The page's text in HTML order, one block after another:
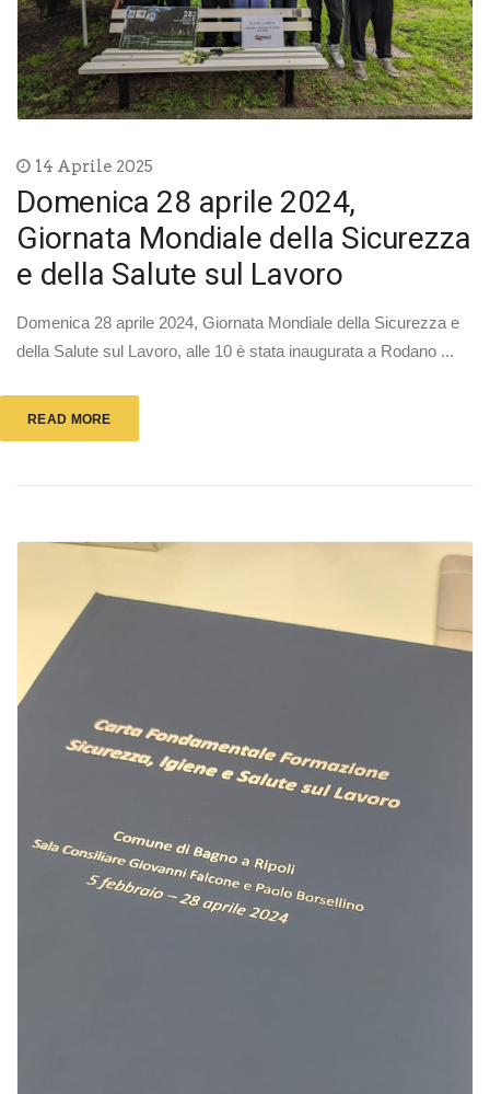
14 Aprile 2025
Domenica 28 aprile 2024,
Giornata Mondiale della Sicurezza
e della Salute sul Lavoro
Domenica 28 aprile 2024, Giornata Mondiale della Sicurezza e
della Salute sul Lavoro, alle 10 è stata inaugurata a Rodano ...
READ MORE